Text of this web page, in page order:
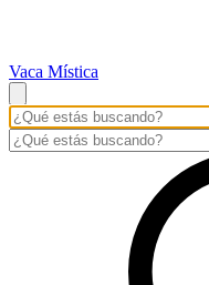
Vaca Mística